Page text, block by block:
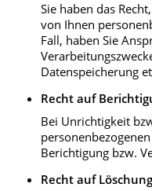
Sie haben das
von Ihnen
Fall, haben Sie
Datenspeicherung
Recht auf
Bei Unrichtigkeit
Berichtigung bzw.
Recht auf Löschung